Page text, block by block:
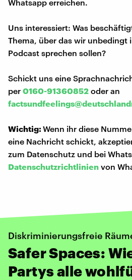
Whatsapp erreichen.
Uns interessiert: Was
Thema, über das wir unbedingt
Podcast sprechen sollen?
Schickt uns eine
per 0160-91360852 oder an
Wichtig:Wenn ihr diese
eine Nachricht schickt,
zum Datenschutz und bei
Datenschutzrichtlinien von
Diskriminierungsfreie
Safer Spaces:
Partys alle